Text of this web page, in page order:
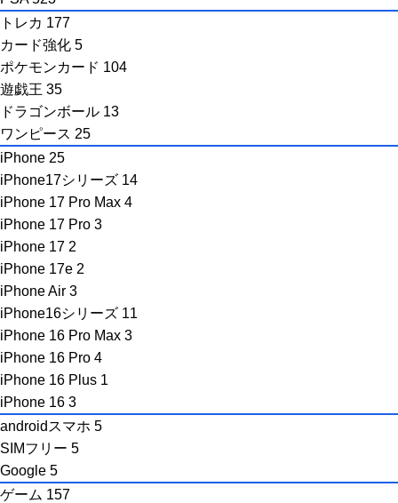
トレカ 177
カード強化 5
ポケモンカード 104
遊戯王 35
ドラゴンボール 13
ワンピース 25
iPhone 25
iPhone17シリーズ 14
iPhone 17 Pro Max 4
iPhone 17 Pro 3
iPhone 17 2
iPhone 17e 2
iPhone Air 3
iPhone16シリーズ 11
iPhone 16 Pro Max 3
iPhone 16 Pro 4
iPhone 16 Plus 1
iPhone 16 3
androidスマホ 5
SIMフリー 5
Google 5
ゲーム 157